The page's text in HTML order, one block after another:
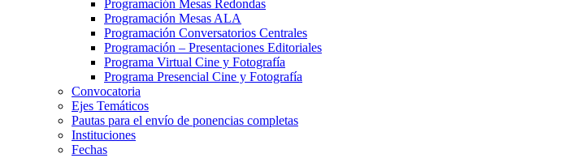
Programación Mesas Redondas
Programación Mesas ALA
Programación Conversatorios Centrales
Programación – Presentaciones Editoriales
Programa Virtual Cine y Fotografía
Programa Presencial Cine y Fotografía
Convocatoria
Ejes Temáticos
Pautas para el envío de ponencias completas
Instituciones
Fechas